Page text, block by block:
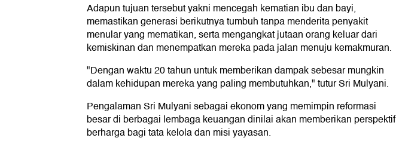
Adapun tujuan tersebut yakni mencegah kematian ibu dan bayi,
memastikan generasi berikutnya tumbuh tanpa menderita penyakit
menular yang mematikan, serta mengangkat jutaan orang keluar dari
kemiskinan dan menempatkan mereka pada jalan menuju kemakmuran.
"Dengan waktu 20 tahun untuk memberikan dampak sebesar mungkin
dalam kehidupan mereka yang paling membutuhkan," tutur Sri Mulyani.
Pengalaman Sri Mulyani sebagai ekonom yang memimpin reformasi
besar di berbagai lembaga keuangan dinilai akan memberikan perspektif
berharga bagi tata kelola dan misi yayasan.